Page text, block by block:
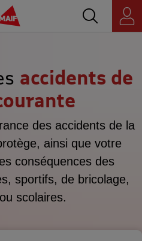
- Allez à l'accueil de maif.fr
Accédez au
Espace
personnel
accidents de
des accidents de la
ainsi que votre
conséquences des
sportifs, de bricolage,
scolaires.